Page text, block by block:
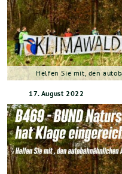
Helfen Sie mit, den
17. August 2022